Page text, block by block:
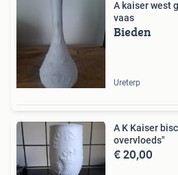
A kaiser west
vaas
Bieden
Ureterp
A K Kaiser biscuit
overvloeds"
€ 20,00